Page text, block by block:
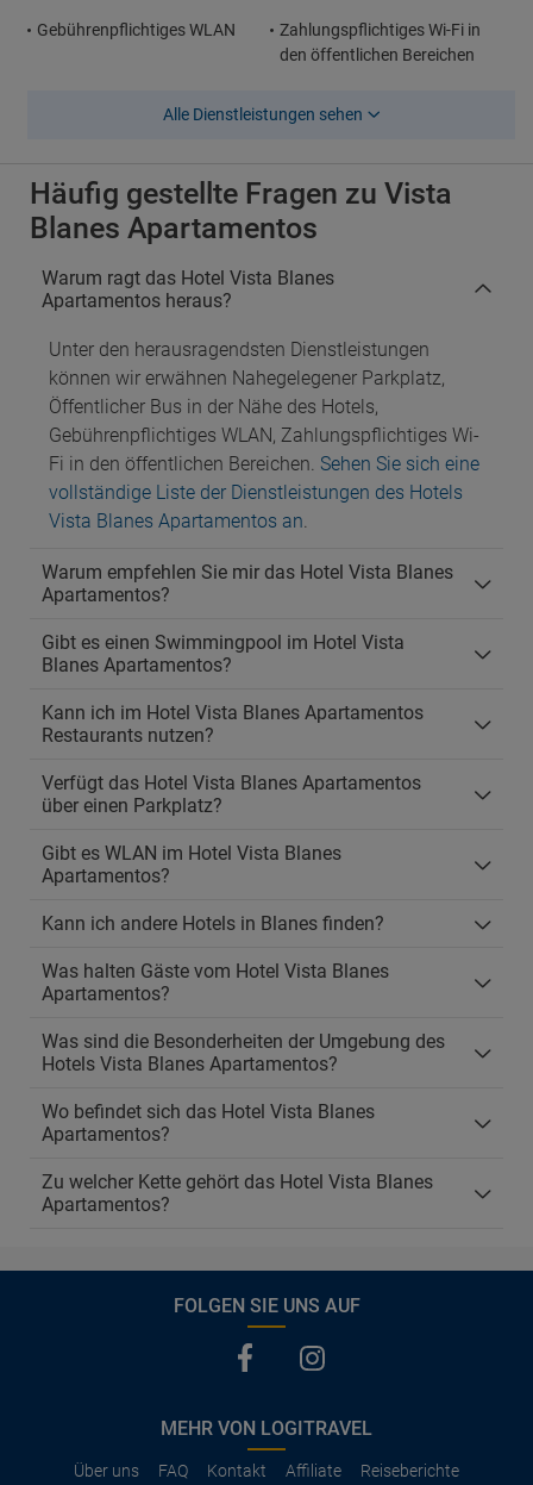
Gebührenpflichtiges WLAN
Zahlungspflichtiges Wi-Fi in
den öffentlichen Bereichen
Alle Dienstleistungen sehen
Häufig gestellte Fragen zu Vista
Blanes Apartamentos
Warum ragt das Hotel Vista Blanes
Apartamentos heraus?
Unter den herausragendsten Dienstleistungen
können wir erwähnen Nahegelegener Parkplatz,
Öffentlicher Bus in der Nähe des Hotels,
Gebührenpflichtiges WLAN, Zahlungspflichtiges Wi-
Fi in den öffentlichen Bereichen. Sehen Sie sich eine
vollständige Liste der Dienstleistungen des Hotels
Vista Blanes Apartamentos an.
Warum empfehlen Sie mir das Hotel Vista Blanes
Apartamentos?
Gibt es einen Swimmingpool im Hotel Vista
Blanes Apartamentos?
Kann ich im Hotel Vista Blanes Apartamentos
Restaurants nutzen?
Verfügt das Hotel Vista Blanes Apartamentos
über einen Parkplatz?
Gibt es WLAN im Hotel Vista Blanes
Apartamentos?
Kann ich andere Hotels in Blanes finden?
Was halten Gäste vom Hotel Vista Blanes
Apartamentos?
Was sind die Besonderheiten der Umgebung des
Hotels Vista Blanes Apartamentos?
Wo befindet sich das Hotel Vista Blanes
Apartamentos?
Zu welcher Kette gehört das Hotel Vista Blanes
Apartamentos?
FOLGEN SIE UNS AUF
MEHR VON LOGITRAVEL
Über uns FAQ Kontakt Affiliate Reiseberichte